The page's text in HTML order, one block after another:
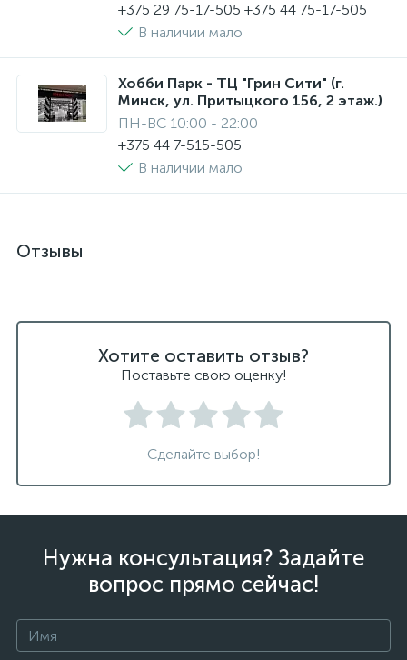
+375 29 75-17-505 +375 44 75-17-505
В наличии мало
Хобби Парк - ТЦ "Грин Сити" (г.
Минск, ул. Притыцкого 156, 2 этаж.)
ПН-ВС 10:00 - 22:00
+375 44 7-515-505
В наличии мало
Отзывы
Хотите оставить отзыв?
Поставьте свою оценку!
Сделайте выбор!
Нужна консультация? Задайте
вопрос прямо сейчас!